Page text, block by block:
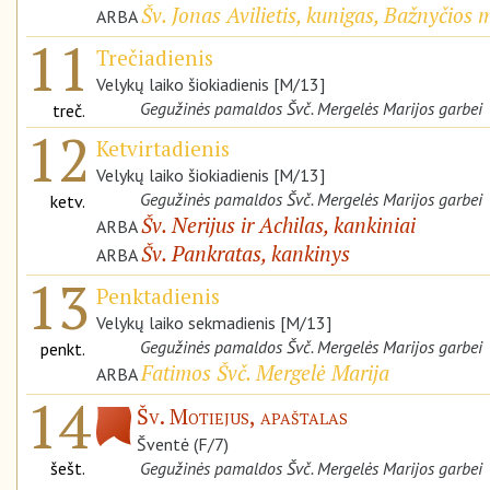
ARBAŠv. Jonas Avilietis, kunigas, Bažnyčios
11
treč.
Trečiadienis
Velykų laiko šiokiadienis [M/13]
Gegužinės pamaldos Švč. Mergelės Marijos garbei
12
ketv.
Ketvirtadienis
Velykų laiko šiokiadienis [M/13]
Gegužinės pamaldos Švč. Mergelės Marijos garbei
ARBAŠv. Nerijus ir Achilas, kankiniai
ARBAŠv. Pankratas, kankinys
13
penkt.
Penktadienis
Velykų laiko sekmadienis [M/13]
Gegužinės pamaldos Švč. Mergelės Marijos garbei
ARBA Fatimos Švč. Mergelė Marija
14
šešt.
Šv. Motiejus, apaštalas
Šventė (F/7)
Gegužinės pamaldos Švč. Mergelės Marijos garbei